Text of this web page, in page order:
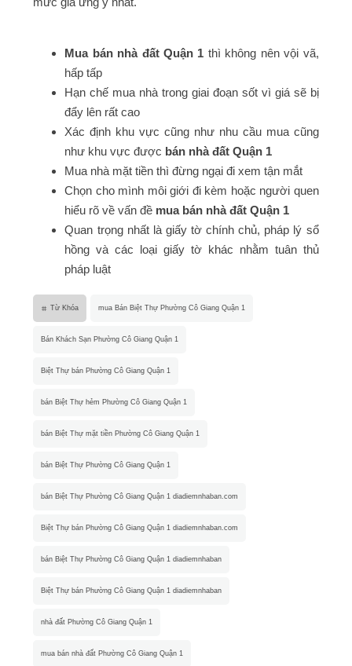
Mua bán nhà đất Quận 1 thì không nên vội vã,
hấp tấp
Hạn chế mua nhà trong giai đoạn sốt vì giá sẽ bị
đẩy lên rất cao
Xác định khu vực cũng như nhu cầu mua cũng
như khu vực được bán nhà đất Quận 1
Mua nhà mặt tiền thì đừng ngại đi xem tận mắt
Chọn cho mình môi giới đi kèm hoặc người quen
hiểu rõ về vấn đề mua bán nhà đất Quận 1
Quan trọng nhất là giấy tờ chính chủ, pháp lý sổ
hồng và các loại giấy tờ khác nhằm tuân thủ
pháp luật
Từ Khóa mua Bán Biệt Thự Phường Cô Giang Quận 1
Bán Khách Sạn Phường Cô Giang Quận 1
Biệt Thự bán Phường Cô Giang Quận 1
bán Biệt Thự hẻm Phường Cô Giang Quận 1
bán Biệt Thự mặt tiền Phường Cô Giang Quận 1
bán Biệt Thự Phường Cô Giang Quận 1
bán Biệt Thự Phường Cô Giang Quận 1 diadiemnhaban.com
Biệt Thự bán Phường Cô Giang Quận 1 diadiemnhaban.com
bán Biệt Thự Phường Cô Giang Quận 1 diadiemnhaban
Biệt Thự bán Phường Cô Giang Quận 1 diadiemnhaban
nhà đất Phường Cô Giang Quận 1
mua bán nhà đất Phường Cô Giang Quận 1